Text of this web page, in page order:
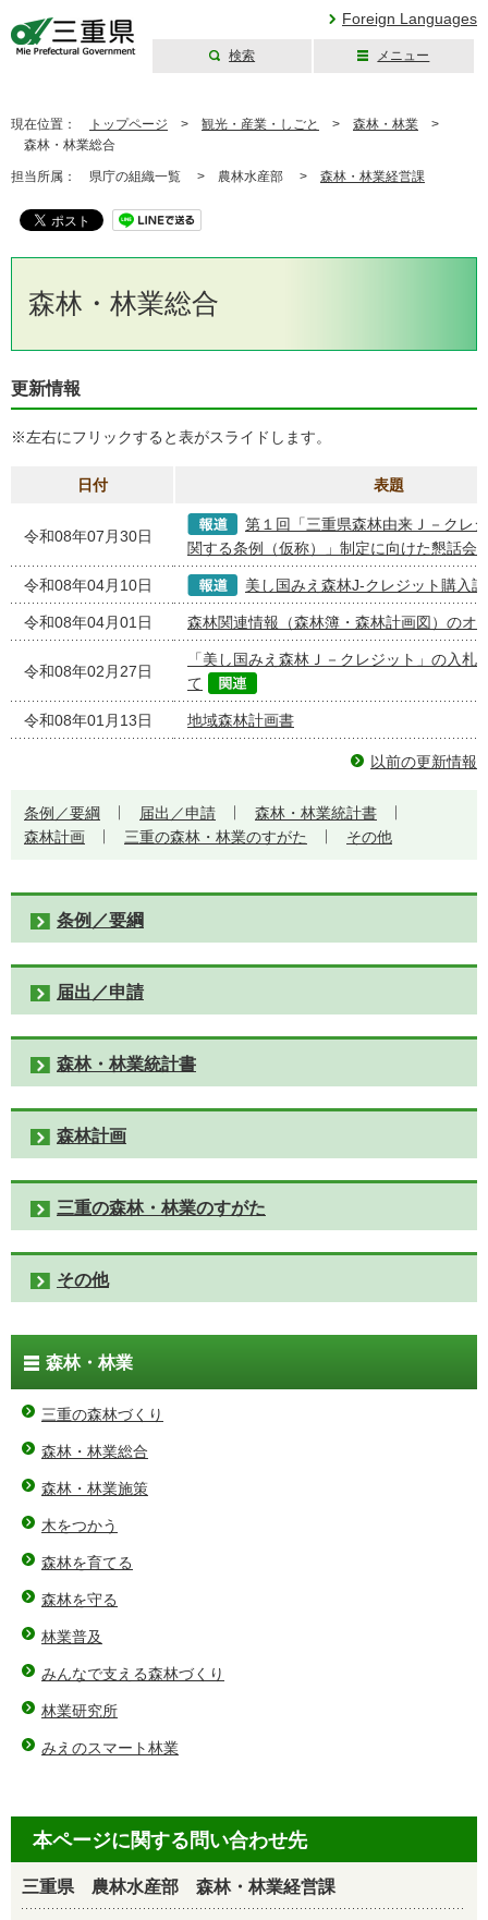
Foreign Languages
検索 メニュー
現在位置： トップページ > 観光・産業・しごと > 森林・林業 >
森林・林業総合
担当所属： 県庁の組織一覧 > 農林水産部 > 森林・林業経営課
森林・林業総合
更新情報
※左右にフリックすると表がスライドします。
日付 表題
令和08年07月30日
第１回「三重県森林由来Ｊ－クレ
関する条例（仮称）」制定に向けた懇話会
令和08年04月10日 美し国みえ森林J-クレジット購入
令和08年04月01日 森林関連情報（森林簿・森林計画図）のオ
令和08年02月27日
「美し国みえ森林Ｊ－クレジット」の入札
て
令和08年01月13日 地域森林計画書
以前の更新情報
条例／要綱 届出／申請
森林・林業統計書
森林計画
三重の森林・林業のすがた その他
条例／要綱
届出／申請
森林・林業統計書
森林計画
三重の森林・林業のすがた
その他
森林・林業
三重の森林づくり
森林・林業総合
森林・林業施策
木をつかう
森林を育てる
森林を守る
林業普及
みんなで支える森林づくり
林業研究所
みえのスマート林業
本ページに関する問い合わせ先
三重県 農林水産部 森林・林業経営課